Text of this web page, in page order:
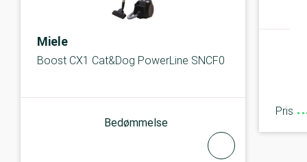
Miele
Boost CX1 Cat&Dog PowerLine SNCF0
Bedømmelse
Pris